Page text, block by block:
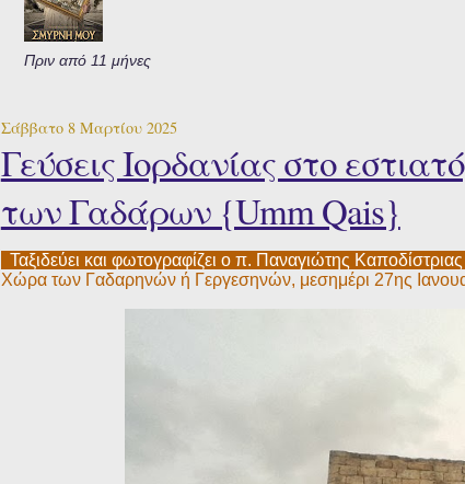
Πριν από 11 μήνες
Σάββατο 8 Μαρτίου 2025
Γεύσεις Ιορδανίας στο
των Γαδάρων {Umm Qais}
Ταξιδεύει και φωτογραφίζει ο π. Παναγιώτης Καποδίστριας
Χώρα των Γαδαρηνών ή Γεργεσηνών, μεσημέρι 27ης